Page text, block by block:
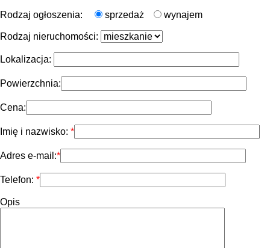
Rodzaj ogłoszenia:
sprzedaż wynajem
Rodzaj nieruchomości:
Lokalizacja:
Powierzchnia:
Cena:
Imię i nazwisko:
Adres e-mail:
Telefon:
Opis